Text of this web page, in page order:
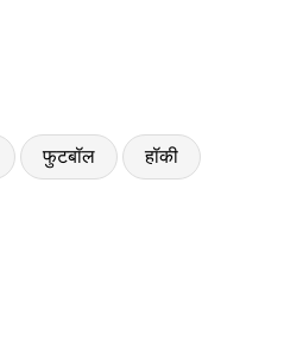
फुटबॉल हॉकी